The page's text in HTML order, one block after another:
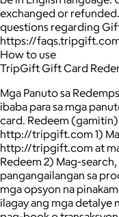
exchanged or
questions regarding
https://
How to use
TripGift Gift Card
Mga Panuto sa
ibaba para sa mga
card. Redeem (gamitin)
http://tripgift.com 1)
http://tripgift.com at
Redeem 2) Mag-
pangangailangan sa
mga opsyon na
ilagay ang mga detalye